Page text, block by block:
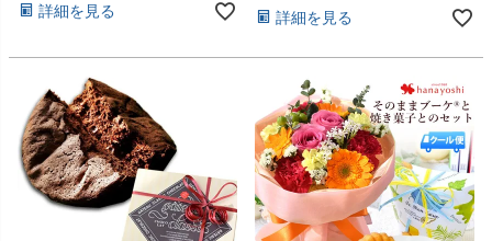
詳細を見る 詳細を見る